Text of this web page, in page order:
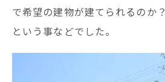
で希望の建物が建てられるのか？
という事などでした。